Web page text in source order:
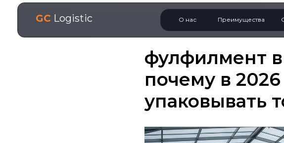
GC Logistic О нас Преимущества
фулфилмент
почему в
упаковывать